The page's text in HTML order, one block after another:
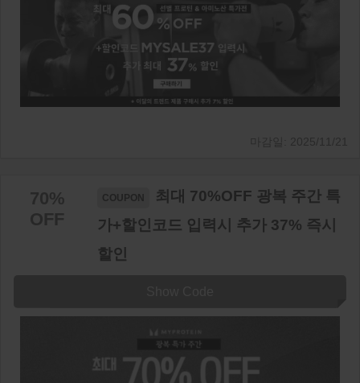
70%
OFF
최대 70%OFF 광복 주간 특
가+할인코드 입력시 추가 37% 즉시
할인